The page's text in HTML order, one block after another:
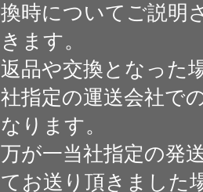
換時についてご説明
きます。
返品や交換となった
社指定の運送会社で
なります。
万が一当社指定の発
てお送り頂きました